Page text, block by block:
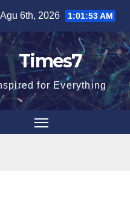
6th, 2026 1:01:55 AM
Times7
for Everything